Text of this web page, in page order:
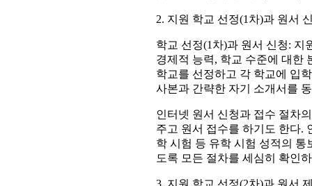
2. 지원 학교 선정(1차)과 원서
학교 선정(1차)과 원서 신청: 지
경제적 능력, 학교 수준에 대한
학교를 선정하고 각 학교에 입
사본과 간략한 자기 소개서를
인터넷 원서 신청과 접수 절차
주고 원서 접수를 하기도 한다.
학 시험 등 유학 시험 성적의
도록 모든 절차를 세심히 확인
3. 지원 학교 선정(2차)과 원서